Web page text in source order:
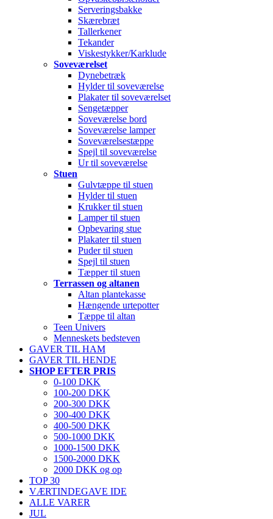
Serveringsbakke
Skærebræt
Tallerkener
Tekander
Viskestykker/Karklude
Soveværelset
Dynebetræk
Hylder til soveværelse
Plakater til soveværelset
Sengetæpper
Soveværelse bord
Soveværelse lamper
Soveværelsestæppe
Spejl til soveværelse
Ur til soveværelse
Stuen
Gulvtæppe til stuen
Hylder til stuen
Krukker til stuen
Lamper til stuen
Opbevaring stue
Plakater til stuen
Puder til stuen
Spejl til stuen
Tæpper til stuen
Terrassen og altanen
Altan plantekasse
Hængende urtepotter
Tæppe til altan
Teen Univers
Menneskets bedsteven
GAVER TIL HAM
GAVER TIL HENDE
SHOP EFTER PRIS
0-100 DKK
100-200 DKK
200-300 DKK
300-400 DKK
400-500 DKK
500-1000 DKK
1000-1500 DKK
1500-2000 DKK
2000 DKK og op
TOP 30
VÆRTINDEGAVE IDE
ALLE VARER
JUL